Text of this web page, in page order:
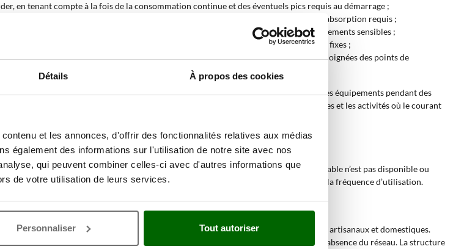
Détails À propos des cookies
et les annonces, d'offrir des fonctionnalités relatives aux médias
également des informations sur l'utilisation de notre site avec nos
qui peuvent combiner celles-ci avec d'autres informations que
de votre utilisation de leurs services.
Personnaliser Tout autoriser
en tenant compte à la fois de la consommation continue et des éventuels pics requis au démarrage ;
présentes dans la gamme, dépend du type d’équipement raccordé et du niveau d’absorption requis ;
un courant plus régulier, un aspect utile lors du raccordement d’outils ou d’équipements sensibles ;
en particulier sur les chantiers, les terrains agricoles et les espaces de travail non fixes ;
paramètre à prendre en compte pour les interventions prolongées ou les activités éloignées des points de
semi-professionnels et professionnels. Un modèle compact peut servir à alimenter des équipements pendant des
mieux aux usages sur chantier, dans les exploitations agricoles, les ateliers mobiles et les activités où le courant
de manière autonome. Ces produits sont utiles lorsqu’un réseau électrique stable n’est pas disponible ou
dépend de la puissance requise, du type d’alimentation, de la transportabilité et de la fréquence d’utilisation.
une source d’énergie autonome à utiliser dans les contextes agricoles, de chantier, artisanaux et domestiques.
les espaces extérieurs, à l’alimentation d’outils électriques et au support en cas d’absence du réseau. La structure